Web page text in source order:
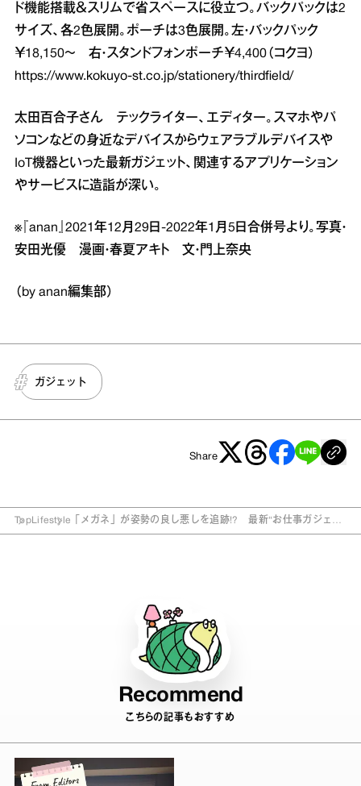
ド機能搭載＆スリムで省スペースに役立つ。バックパックは2
サイズ、各2色展開。ポーチは3色展開。左・バックパック
￥18,150～ 右・スタンドフォンポーチ￥4,400（コクヨ）
https://www.kokuyo-st.co.jp/stationery/thirdfield/
太田百合子さん テックライター、エディター。スマホやパ
ソコンなどの身近なデバイスからウェアラブルデバイスや
IoT機器といった最新ガジェット、関連するアプリケーション
やサービスに造詣が深い。
※『anan』2021年12月29日‐2022年1月5日合併号より。写真・
安田光優 漫画・春夏アキト 文・門上奈央
（by anan編集部）
ガジェット
Share
Top Lifestyle 「メガネ」が姿勢の良し悪しを追跡!? 最新“お仕事ガジェッ
Recommend
こちらの記事もおすすめ